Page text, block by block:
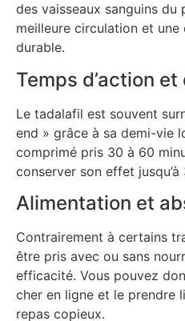
des vaisseaux sanguins du
meilleure circulation et
durable.
Temps d’action et
Le tadalafil est souvent
end » grâce à sa demi-vie
comprimé pris 30 à 60
conserver son effet jusqu’à
Alimentation et
Contrairement à certains
être pris avec ou sans
efficacité. Vous pouvez
cher en ligne et le prendre
repas copieux.